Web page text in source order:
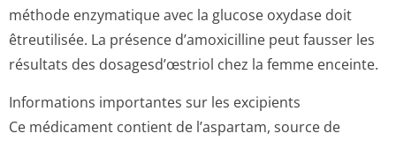
méthode enzymatique avec la glucose oxydase doit
êtreutilisée. La présence d’amoxicilline peut fausser les
résultats des dosagesd’œstriol chez la femme enceinte.
Informations importantes sur les excipients
Ce médicament contient de l’aspartam, source de